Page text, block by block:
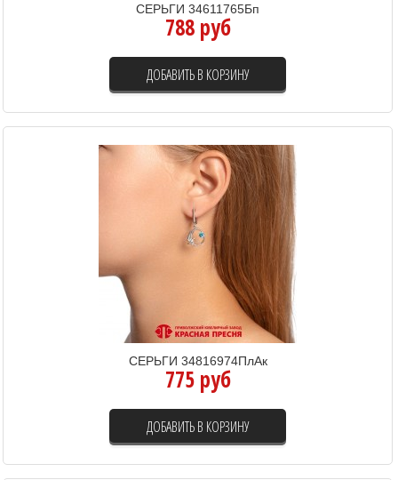
СЕРЬГИ 34611765Бп
788 руб
ДОБАВИТЬ В КОРЗИНУ
СЕРЬГИ 34816974ПлАк
775 руб
ДОБАВИТЬ В КОРЗИНУ